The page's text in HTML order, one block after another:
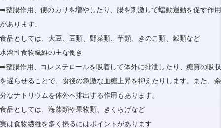
➡整腸作用、便のカサを増やしたり、腸を刺激して蠕動運動を促す作用
があります。
食品としては、大豆、豆類、野菜類、芋類、きのこ類、穀類など
水溶性食物繊維の主な働き
➡整腸作用、コレステロールを吸着して体外に排泄したり、糖質の吸収
を遅らせることで、食後の急激な血糖上昇を抑えたりします。また、余
分なナトリウムを体外へ排出する作用もあります。
食品としては、海藻類や果物類、きくらげなど
実は食物繊維を多く摂るにはポイントがあります